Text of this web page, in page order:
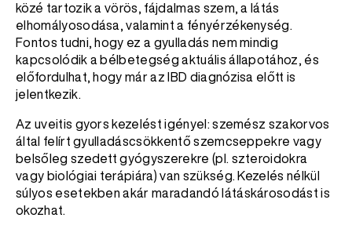
közé tartozik a vörös, fájdalmas szem, a látás
elhomályosodása, valamint a fényérzékenység.
Fontos tudni, hogy ez a gyulladás nem mindig
kapcsolódik a bélbetegség aktuális állapotához, és
előfordulhat, hogy már az IBD diagnózisa előtt is
jelentkezik.
Az uveitis gyors kezelést igényel: szemész szakorvos
által felírt gyulladáscsökkentő szemcseppekre vagy
belsőleg szedett gyógyszerekre (pl. szteroidokra
vagy biológiai terápiára) van szükség. Kezelés nélkül
súlyos esetekben akár maradandó látáskárosodást is
okozhat.